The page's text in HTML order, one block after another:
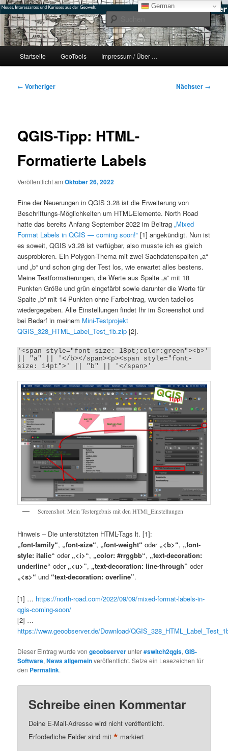
Zum
primären
Inhalt
springen#geoObserver
mikeE's GeoBlog
Startseite GeoTools Impressum / Über …
Beitragsnavigation
← Vorheriger Nächster →
QGIS-Tipp: HTML-
Formatierte Labels
Veröffentlicht amOktober 26, 2022
Eine der Neuerungen in QGIS 3.28 ist die Erweiterung von
Beschriftungs-Möglichkeiten um HTML-Elemente. North Road
hatte das bereits Anfang September 2022 im Beitrag„Mixed
Format Labels in QGIS — coming soon!“ [1] angekündigt. Nun ist
es soweit, QGIS v3.28 ist verfügbar, also musste ich es gleich
ausprobieren. Ein Polygon-Thema mit zwei Sachdatenspalten „a“
und „b“ und schon ging der Test los, wie erwartet alles bestens.
Meine Testformatierungen, die Werte aus Spalte „a“ mit 18
Punkten Größe und grün eingefärbt sowie darunter die Werte für
Spalte „b“ mit 14 Punkten ohne Farbeintrag, wurden tadellos
wiedergegeben. Alle Einstellungen findet Ihr im Screenshot und
bei Bedarf in meinem Mini-Testprojekt
QGIS_328_HTML_Label_Test_1b.zip [2].
'<span style="font-size: 18pt;color:green"><b>'
|| "a" || '</b></span><p><span style="font-
size: 14pt">' || "b" || '</span>'
Screenshot: Mein Testergebnis mit den HTMl_Einstellungen
Hinweis – Die unterstützten HTML-Tags lt. [1]:
„font-family“, „font-size“, „font-weight“ oder „<b>“, „font-
style: italic“ oder „<i>“, „color: #rrggbb“, „text-decoration:
underline“ oder „<u>”, „text-decoration: line-through” oder
„<s>“ und “text-decoration: overline”.
[1] … https://north-road.com/2022/09/09/mixed-format-labels-in-
qgis-coming-soon/
[2] …
https://www.geoobserver.de/Download/
Dieser Eintrag wurde vongeoobserverunter#switch2qgis,GIS-
Software,News allgemeinveröffentlicht. Setze ein Lesezeichen für
den Permalink.
Schreibe einen Kommentar
Deine E-Mail-Adresse wird nicht veröffentlicht.
Erforderliche Felder sind mit* markiert
German